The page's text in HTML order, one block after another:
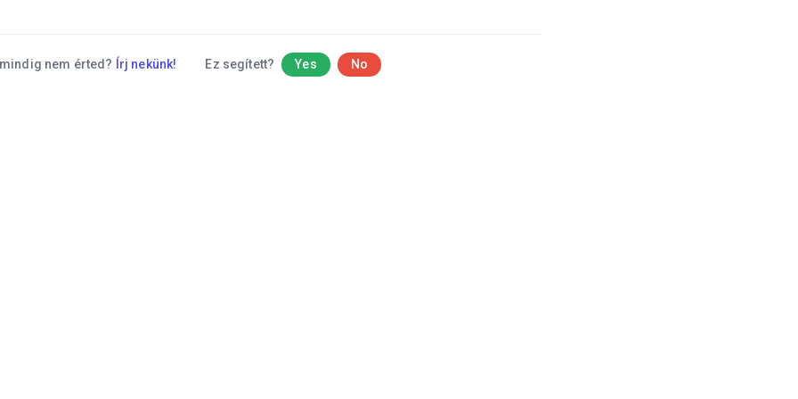
nem érted? Írj nekünk! Ez segített? Yes No